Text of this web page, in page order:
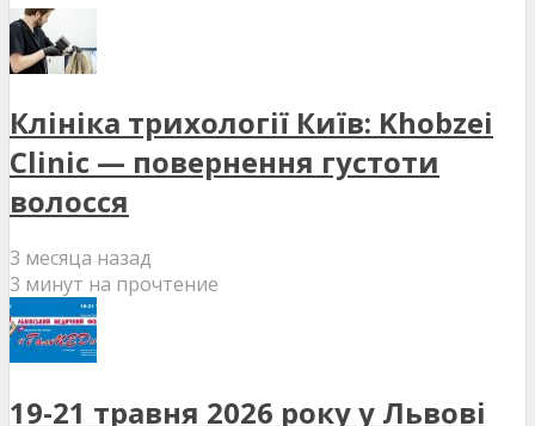
Клініка трихології Київ: Khobzei
Clinic — повернення густоти
волосся
3 месяца назад
3 минут на прочтение
19-21 травня 2026 року у Львові